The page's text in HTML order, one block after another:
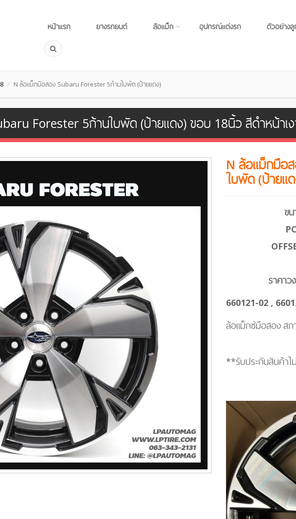
หน้าแรก ยางรถยนต์ ล้อแม็ก อุปกรณ์แต่งรถ ตัวอย่างลู
N ล้อแม็กมือสอง Subaru Forester 5ก้านใบพัด (ป้ายแดง)
Forester 5ก้านใบพัด (ป้ายแดง) ขอบ 18นิ้ว สีดำหน้าเ
N ล้อแม็กมือ
ใบพัด (ป้ายแ
ข
ราคาว
660121-02 ,
ล้อแม็กซ์มือสอง สภ
**รับประกันสินค้า